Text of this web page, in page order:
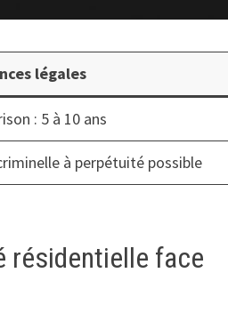
légales
: 5 à 10 ans
à perpétuité possible
résidentielle face